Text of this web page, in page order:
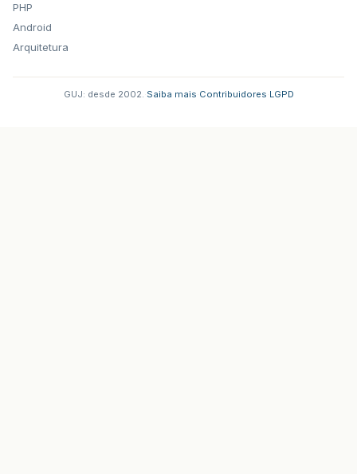
PHP
Android
Arquitetura
GUJ: desde 2002. Saiba mais Contribuidores LGPD